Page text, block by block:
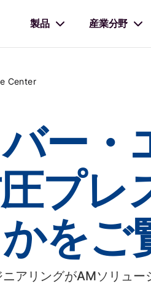
製品 産業分野
Center
ー・
プレ
をご
アリングがAMソリュー